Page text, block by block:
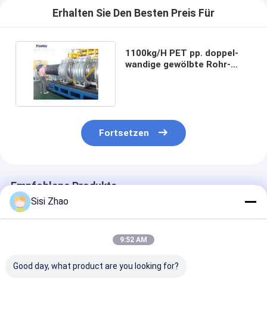
Erhalten Sie Den Besten Preis Für
1100kg/H PET pp. doppel-
wandige gewölbte Rohr-
Fortsetzen
Empfohlene Produkte
Sisi Zhao
9:52 AM
Good day, what product are you looking for?